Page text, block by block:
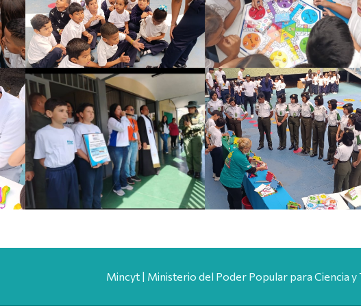
Mincyt | Ministerio del Poder Popular para Ciencia